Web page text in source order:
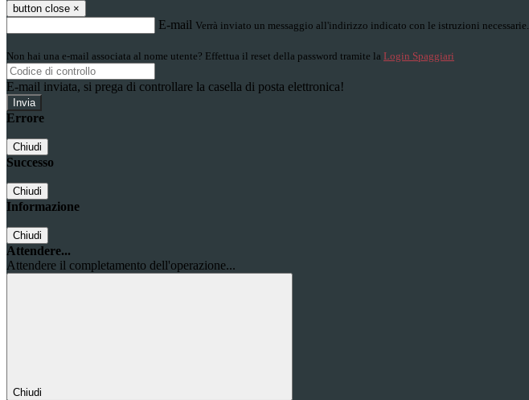
button close ×
E-mail Verrà inviato un messaggio all'indirizzo indicato con le istruzioni necessarie.
Non hai una e-mail associata al nome utente? Effettua il reset della password tramite la Login Spaggiari
E-mail inviata, si prega di controllare la casella di posta elettronica!
Errore
Chiudi
Successo
Chiudi
Informazione
Chiudi
Attendere...
Attendere il completamento dell'operazione...
Chiudi